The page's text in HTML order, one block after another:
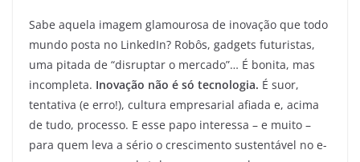
Sabe aquela imagem glamourosa de inovação que todo
mundo posta no LinkedIn? Robôs, gadgets futuristas,
uma pitada de “disruptar o mercado”… É bonita, mas
incompleta. Inovação não é só tecnologia. É suor,
tentativa (e erro!), cultura empresarial afiada e, acima
de tudo, processo. E esse papo interessa – e muito –
para quem leva a sério o crescimento sustentável no e-